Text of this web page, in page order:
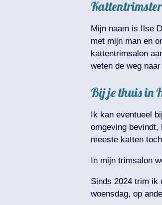
Mijn naam is Ilse
met mijn man en
kattentrimsalon
weten de weg
Bij je thuis in
Ik kan eventueel
omgeving
meeste katten
In mijn trimsalon
Sinds 2024 trim ik
woensdag, op